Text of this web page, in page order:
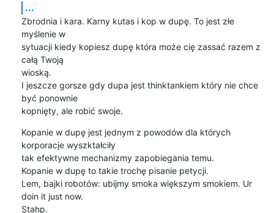
...
Zbrodnia i kara. Karny kutas i kop w dupę. To jest złe
myślenie w
sytuacji kiedy kopiesz dupę która może cię zassać razem z
całą Twoją
wioską.
I jeszcze gorsze gdy dupa jest thinktankiem który nie chce
być ponownie
kopnięty, ale robić swoje.
Kopanie w dupę jest jednym z powodów dla których
korporacje wyszktałciły
tak efektywne mechanizmy zapobiegania temu.
Kopanie w dupę to takie trochę pisanie petycji.
Lem, bajki robotów: ubijmy smoka większym smokiem. Ur
doin it just now.
Stahp.